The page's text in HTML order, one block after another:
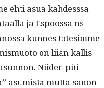
ehti asua kahdess­sa
ja Espoos­sa ns
kunnes totes­imme
on liian kallis
Niiden piti
asum­ista mut­ta sanon